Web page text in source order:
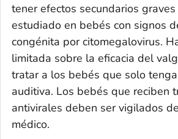
tener efectos secundarios
estudiado en bebés con signos
congénita por citomegalovirus.
limitada sobre la eficacia del
tratar a los bebés que solo
auditiva. Los bebés que reciben
antivirales deben ser vigilados
médico.